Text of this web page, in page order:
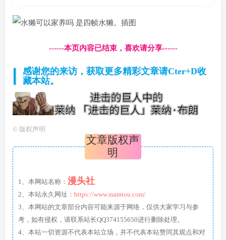
------本页内容已结束，喜欢请分享------
感谢您的来访，获取更多精彩文章请Cter+D收
藏本站。
© 版权声明
文章版权声
明
1、本网站名称： 漫头社
2、本站永久网址： https://www.mamtou.com/
3、本网站的文章部分内容可能来源于网络，仅供大家学习与参
考，如有侵权，请联系站长QQ374155650进行删除处理。
4、本站一切资源不代表本站立场，并不代表本站赞同其观点和对